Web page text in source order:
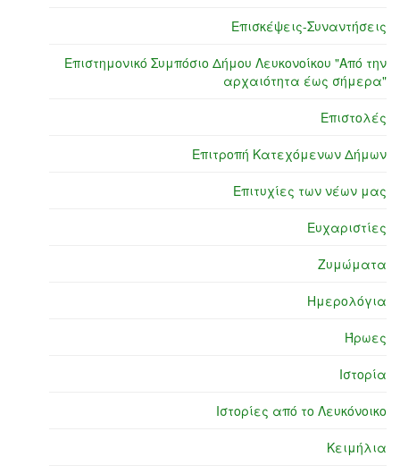
Επισκέψεις-Συναντήσεις
Επιστημονικό Συμπόσιο Δήμου Λευκονοίκου "Από την
αρχαιότητα έως σήμερα"
Επιστολές
Επιτροπή Κατεχόμενων Δήμων
Επιτυχίες των νέων μας
Ευχαριστίες
Ζυμώματα
Ημερολόγια
Ήρωες
Ιστορία
Ιστορίες από το Λευκόνοικο
Κειμήλια